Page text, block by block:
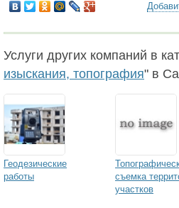
Услуги других компаний в
изыскания, топография" в
Геодезические
работы
съемка
участков